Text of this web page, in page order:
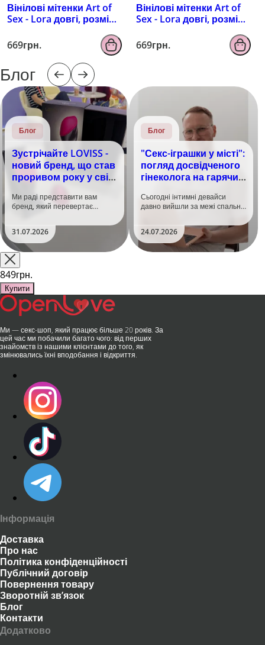
Вінілові мітенки Art of
Sex - Lora довгі, розмір
ефектом мокрого
оксамиту
669грн.
Вінілові мітенки Art of
Sex - Lora довгі, розмір
ефектом голограми
669грн.
Блог
Блог
Зустрічайте LOVISS -
новий бренд, що став
проривом року у світі
Ми раді представити вам
бренд, який перевертає
та вже встиг стати сенсацією
на міжнародній виставці API
Shanghai-2026!​LOVISS - це
поєднання унікальної естетики
та бездога..
31.07.2026
Блог
"Секс-іграшки у місті":
погляд досвідченого
гінеколога на гарячий
Сьогодні інтимні девайси
давно вийшли за межі спальні.
безшумні моторчики та
стильний дизайн перетворили
їх на гаджет, який багато хто
використовує, тестує у
24.07.2026
849грн.
Купити
Ми — секс-шоп, який працює більше 20 років. За
цей час ми побачили багато чого: від перших
знайомств із нашими клієнтами до того, як
змінювались їхні вподобання і відкриття.
Інформація
Доставка
Про нас
Політика конфіденційності
Публічний договір
Повернення товару
Зворотній зв’язок
Блог
Контакти
Додатково